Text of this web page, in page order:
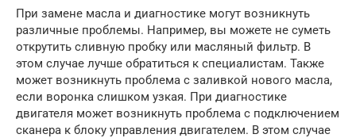
При замене масла и диагностике могут возникнуть
различные проблемы. Например, вы можете не суметь
открутить сливную пробку или масляный фильтр. В
этом случае лучше обратиться к специалистам. Также
может возникнуть проблема с заливкой нового масла,
если воронка слишком узкая. При диагностике
двигателя может возникнуть проблема с подключением
сканера к блоку управления двигателем. В этом случае